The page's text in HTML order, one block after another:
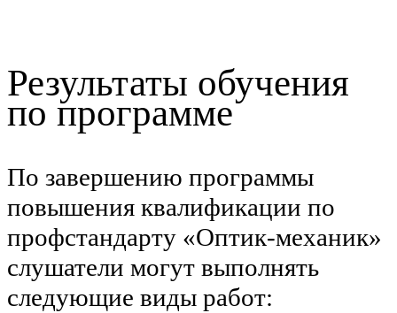
Результаты обучения
по программе
По завершению программы
повышения квалификации по
профстандарту «Оптик-механик»
слушатели могут выполнять
следующие виды работ: